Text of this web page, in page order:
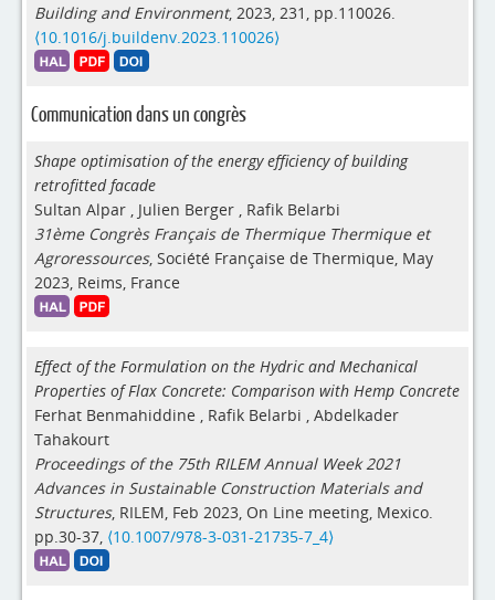
Building and Environment, 2023, 231, pp.110026.
⟨10.1016/j.buildenv.2023.110026⟩
Communication dans un congrès
Shape optimisation of the energy efficiency of building
retrofitted facade
Sultan Alpar , Julien Berger , Rafik Belarbi
31ème Congrès Français de Thermique Thermique et
Agroressources, Société Française de Thermique, May
2023, Reims, France
Effect of the Formulation on the Hydric and Mechanical
Properties of Flax Concrete: Comparison with Hemp Concrete
Ferhat Benmahiddine , Rafik Belarbi , Abdelkader
Tahakourt
Proceedings of the 75th RILEM Annual Week 2021
Advances in Sustainable Construction Materials and
Structures, RILEM, Feb 2023, On Line meeting, Mexico.
pp.30-37, ⟨10.1007/978-3-031-21735-7_4⟩